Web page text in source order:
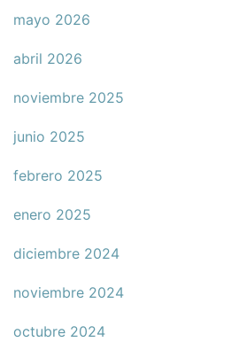
mayo 2026
abril 2026
noviembre 2025
junio 2025
febrero 2025
enero 2025
diciembre 2024
noviembre 2024
octubre 2024